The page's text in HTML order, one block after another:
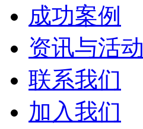
成功案例
资讯与活动
联系我们
加入我们